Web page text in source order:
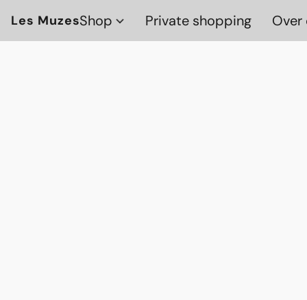
Les MuzesShop Private shopping Over